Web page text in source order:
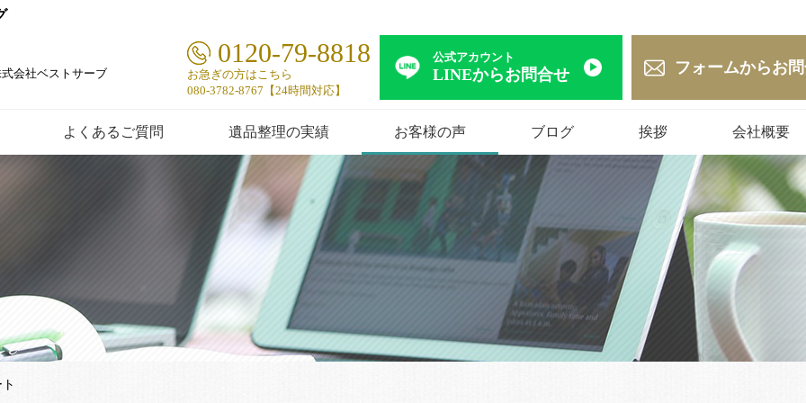
会社ベストサーブ
0120-79-8818
お急ぎの方はこちら
080-3782-8767【24時間対応】
フォームからお
公式アカウント
LINEからお問合せ
よくあるご質問 遺品整理の実績 お客様の声 ブログ 挨拶 会社概要